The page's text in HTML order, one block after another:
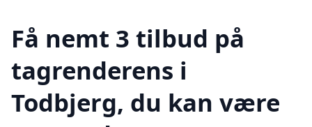
Få nemt 3 tilbud på
tagrenderens i
Todbjerg, du kan være